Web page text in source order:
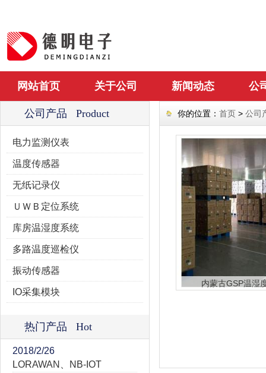
网站首页 关于公司 新闻动态 公
公司产品 Product
电力监测仪表
温度传感器
无纸记录仪
ＵＷＢ定位系统
库房温湿度系统
多路温度巡检仪
振动传感器
IO采集模块
热门产品 Hot
2018/2/26
LORAWAN、NB-IOT
你的位置： 首页 > 公司
内蒙古GSP温湿